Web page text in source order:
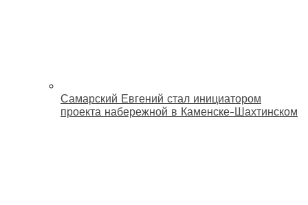
Самарский Евгений стал инициатором
проекта набережной в Каменске-Шахтинском